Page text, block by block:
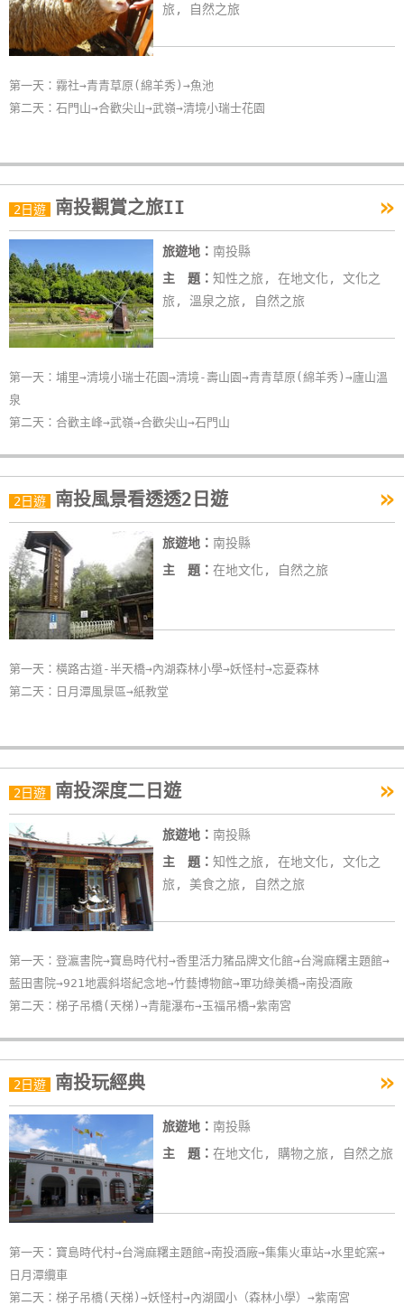
旅, 自然之旅
第一天：霧社→青青草原(綿羊秀)→魚池
第二天：石門山→合歡尖山→武嶺→清境小瑞士花園
2日遊 南投觀賞之旅II »
旅遊地： 南投縣
主 題： 知性之旅, 在地文化, 文化之
旅, 溫泉之旅, 自然之旅
第一天：埔里→清境小瑞士花園→清境-壽山園→青青草原(綿羊秀)→廬山溫
泉
第二天：合歡主峰→武嶺→合歡尖山→石門山
2日遊 南投風景看透透2日遊 »
旅遊地： 南投縣
主 題： 在地文化, 自然之旅
第一天：橫路古道-半天橋→內湖森林小學→妖怪村→忘憂森林
第二天：日月潭風景區→紙教堂
2日遊 南投深度二日遊 »
旅遊地： 南投縣
主 題： 知性之旅, 在地文化, 文化之
旅, 美食之旅, 自然之旅
第一天：登瀛書院→寶島時代村→香里活力豬品牌文化館→台灣麻糬主題館→
藍田書院→921地震斜塔紀念地→竹藝博物館→軍功綠美橋→南投酒廠
第二天：梯子吊橋(天梯)→青龍瀑布→玉福吊橋→紫南宮
2日遊 南投玩經典 »
旅遊地： 南投縣
主 題： 在地文化, 購物之旅, 自然之旅
第一天：寶島時代村→台灣麻糬主題館→南投酒廠→集集火車站→水里蛇窯→
日月潭纜車
第二天：梯子吊橋(天梯)→妖怪村→內湖國小（森林小學）→紫南宮